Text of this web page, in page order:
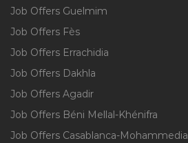
Job Offers Guelmim
Job Offers Fès
Job Offers Errachidia
Job Offers Dakhla
Job Offers Agadir
Job Offers Béni Mellal-Khénifra
Job Offers Casablanca-Mohammedia